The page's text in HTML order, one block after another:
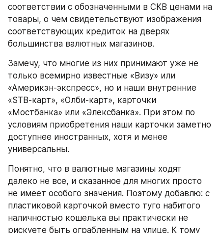
соответствии с обозначенными в СКВ ценами на
товары, о чем свидетельствуют изображения
соответствующих кредиток на дверях
большинства валютных магазинов.
Замечу, что многие из них принимают уже не
только всемирно известные «Визу» или
«Америкэн-экспресс», но и наши внутренние
«SТВ-карт», «Олби-карт», карточки
«Мостбанка» или «Элексбанка». При этом по
условиям приобретения наши карточки заметно
доступнее иностранных, хотя и менее
универсальны.
Понятно, что в валютные магазины ходят
далеко не все, и сказанное для многих просто
не имеет особого значения. Поэтому добавлю: с
пластиковой карточкой вместо туго набитого
наличностью кошелька вы практически не
рискуете быть ограбленным на улице. К тому